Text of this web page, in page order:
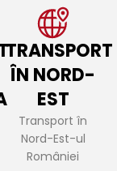
TRANSPORT
ÎN NORD-
EST
Transport în
Nord-Est-ul
României